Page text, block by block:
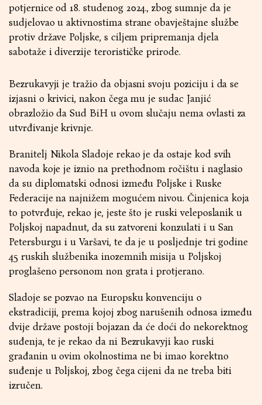
potjernice od 18. studenog 2024., zbog sumnje da je
sudjelovao u aktivnostima strane obavještajne službe
protiv države Poljske, s ciljem pripremanja djela
sabotaže i diverzije terorističke prirode.
Bezrukavyji je tražio da objasni svoju poziciju i da se
izjasni o krivici, nakon čega mu je sudac Janjić
obrazložio da Sud BiH u ovom slučaju nema ovlasti za
utvrđivanje krivnje.
Branitelj Nikola Sladoje rekao je da ostaje kod svih
navoda koje je iznio na prethodnom ročištu i naglasio
da su diplomatski odnosi između Poljske i Ruske
Federacije na najnižem mogućem nivou. Činjenica koja
to potvrđuje, rekao je, jeste što je ruski veleposlanik u
Poljskoj napadnut, da su zatvoreni konzulati i u San
Petersburgu i u Varšavi, te da je u posljednje tri godine
45 ruskih službenika inozemnih misija u Poljskoj
proglašeno personom non grata i protjerano.
Sladoje se pozvao na Europsku konvenciju o
ekstradiciji, prema kojoj zbog narušenih odnosa između
dvije države postoji bojazan da će doći do nekorektnog
suđenja, te je rekao da ni Bezrukavyji kao ruski
građanin u ovim okolnostima ne bi imao korektno
suđenje u Poljskoj, zbog čega cijeni da ne treba biti
izručen.